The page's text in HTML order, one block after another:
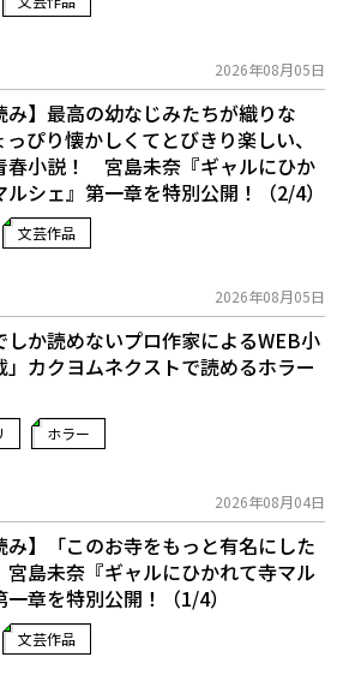
2026年08月05日
み】最高の幼なじみたちが織りな
っぴり懐かしくてとびきり楽しい、
春小説！ 宮島未奈『ギャルにひか
ルシェ』第一章を特別公開！（2/4）
文芸作品
2026年08月05日
しか読めないプロ作家によるWEB小
――カクヨムネクストで読めるホラー
ホラー
2026年08月04日
み】「このお寺をもっと有名にした
宮島未奈『ギャルにひかれて寺マル
一章を特別公開！（1/4）
文芸作品